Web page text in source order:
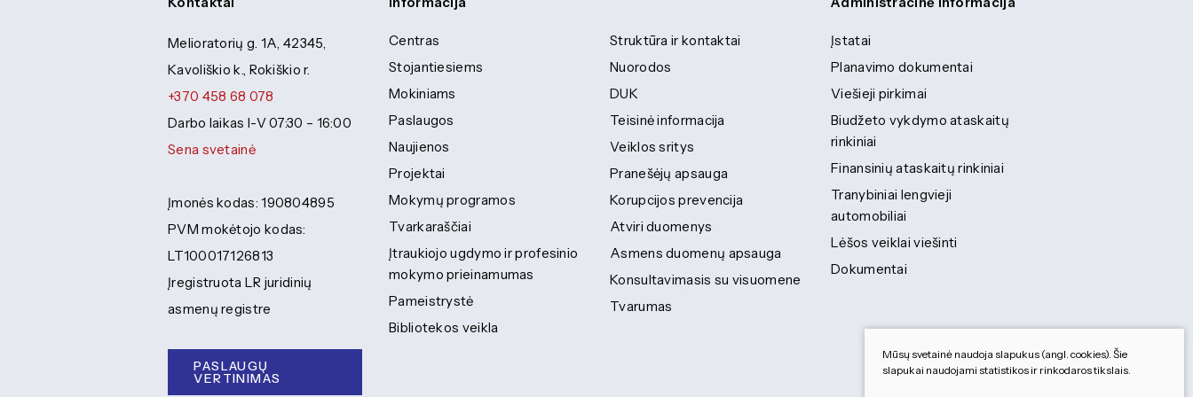
Melioratorių g. 1A, 42345,
Kavoliškio k., Rokiškio r.
+370 458 68 078
Darbo laikas I-V 07:30 – 16:00
Sena svetainė
Įmonės kodas: 190804895
PVM mokėtojo kodas:
LT100017126813
Įregistruota LR juridinių
asmenų registre
PASLAUGŲ
VERTINIMAS
Centras
Stojantiesiems
Mokiniams
Paslaugos
Naujienos
Projektai
Mokymų programos
Tvarkaraščiai
Įtraukiojo ugdymo ir profesinio
mokymo prieinamumas
Pameistrystė
Bibliotekos veikla
Struktūra ir kontaktai
Nuorodos
DUK
Teisinė informacija
Veiklos sritys
Pranešėjų apsauga
Korupcijos prevencija
Atviri duomenys
Asmens duomenų apsauga
Konsultavimasis su visuomene
Tvarumas
Įstatai
Planavimo dokumentai
Viešieji pirkimai
Biudžeto vykdymo ataskaitų
rinkiniai
Finansinių ataskaitų rinkiniai
Tranybiniai lengvieji
automobiliai
Lėšos veiklai viešinti
Dokumentai
Mūsų svetainė naudoja slapukus (angl. cookies). Šie
slapukai naudojami statistikos ir rinkodaros tikslais.